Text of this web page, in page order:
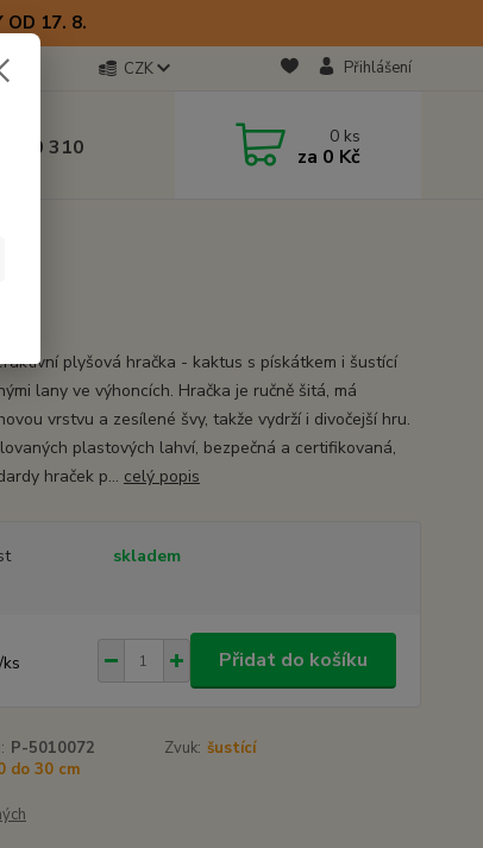
OD 17. 8.
CZK Přihlášení
770 310 0 ks
za 0 Kč
plyšová hračka - kaktus s pískátkem i šustící
lany ve výhoncích. Hračka je ručně šitá, má
vrstvu a zesílené švy, takže vydrží i divočejší hru.
plastových lahví, bezpečná a certifikovaná,
hraček p... celý popis
skladem
ks Přidat do košíku
P-5010072 Zvuk: šustící
do 30 cm